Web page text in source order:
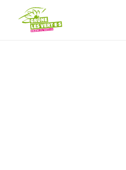
ALLER AU CONTENU PRINCIPAL